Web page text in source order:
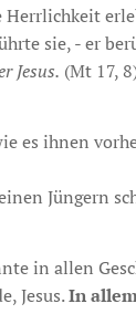
Herrlichkeit
sie, - er
Jesus. (Mt 17,
es ihnen
Jüngern
in allen
Jesus.In